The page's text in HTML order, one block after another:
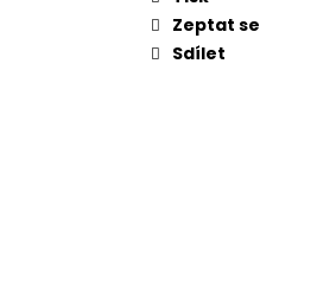
Zeptat se
Sdílet